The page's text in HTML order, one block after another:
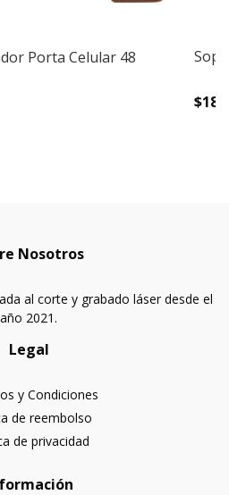
Porta Celular 48
Nosotros
al corte y grabado láser desde el
año 2021.
Legal
y Condiciones
de reembolso
de privacidad